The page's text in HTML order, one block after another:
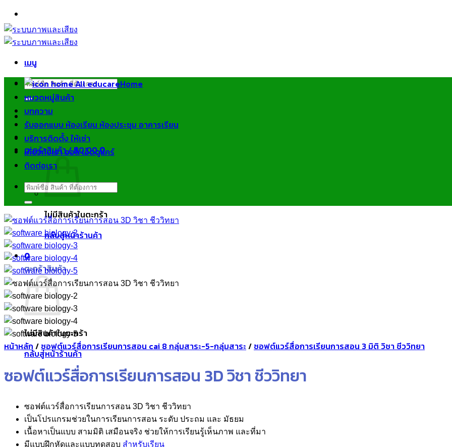
ข้าม
ไป
ยัง
เมนู
ค้นหา:
ตะกร้าสินค้า /฿0.000
ไม่มีสินค้าในตะกร้า
กลับสู่หน้าร้านค้า
0
ตะกร้าสินค้า
ไม่มีสินค้าในตะกร้า
กลับสู่หน้าร้านค้า
Home
หมวดหมู่สินค้า
บทความ
รับออกแบบ ห้องเรียน ห้องประชุม อาคารเรียน
บริการติดตั้ง ให้เช่า
เกี่ยวกับเรา ออล เอ็ดดูแคร์
ติดต่อเรา
ค้นหา:
หน้าหลัก / ซอฟต์แวร์สื่อการเรียนการสอน cai 8 กลุ่มสาระ-5-กลุ่มสาระ / ซอฟต์แวร์สื่อการเรียนการสอน 3 มิติ วิชา ชีววิทยา
ซอฟต์แวร์สื่อการเรียนการสอน 3D วิชา ชีววิทยา
ซอฟต์แวร์สื่อการเรียนการสอน 3D วิชา ชีววิทยา
เป็นโปรแกรมช่วยในการเรียนการสอน ระดับ ประถม และ มัธยม
เนื้อหาเป็นแบบ สามมิติ เสมือนจริง ช่วยให้การเรียนรู้เห็นภาพ และที่มา
มีแบบฝึกหัดและแบบทดสอบ สำหรับเรียน